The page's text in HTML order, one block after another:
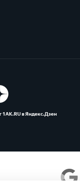
1АК.RU в Яндекс.Дзен